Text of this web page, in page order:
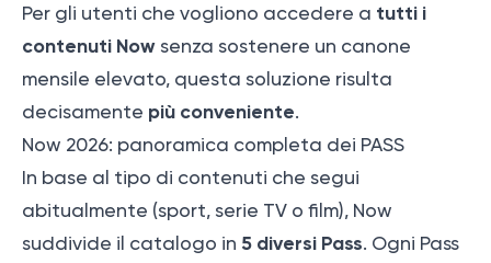
Per gli utenti che vogliono accedere a tutti i
contenuti Now senza sostenere un canone
mensile elevato, questa soluzione risulta
decisamente più conveniente.
Now 2026: panoramica completa dei PASS
In base al tipo di contenuti che segui
abitualmente (sport, serie TV o film), Now
suddivide il catalogo in 5 diversi Pass. Ogni Pass